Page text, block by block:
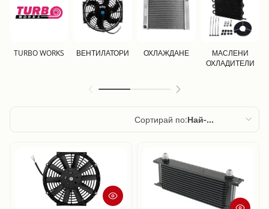
TURBO WORKS ВЕНТИЛАТОРИ ОХЛАЖДАНЕ
МАСЛЕНИ
ОХЛАДИТЕЛИ
Сортирай по:Най-
Най-подходящи
Най-продавани